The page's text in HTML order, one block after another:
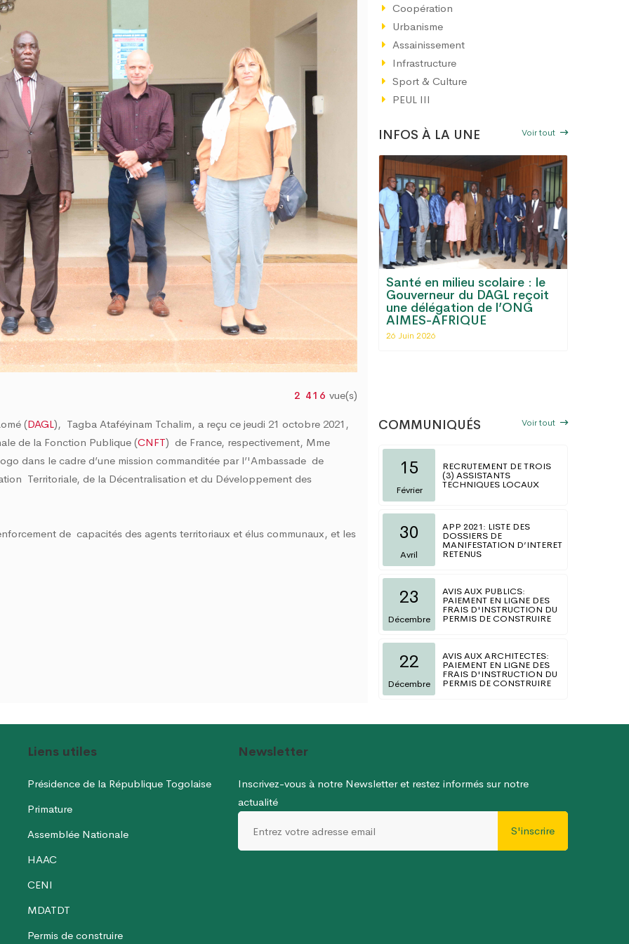
2 416 vue(s)
(DAGL), Tagba Ataféyinam Tchalim, a reçu ce jeudi 21 octobre 2021,
de la Fonction Publique (CNFT) de France, respectivement, Mme
dans le cadre d’une mission commanditée par l’'Ambassade de
Territoriale, de la Décentralisation et du Développement des
de capacités des agents territoriaux et élus communaux, et les
Coopération
Urbanisme
Assainissement
Infrastructure
Sport & Culture
PEUL III
INFOS À LA UNE Voir tout
de la fête du
au District Autonome
Grand Lomé
Mai 2026
3è réunion du CC-DAGL :
bilan des inondations, eau
potable et marquage fiscal
au cœur des discussions
09 Juillet 2026
Santé en milieu scolaire : le
Gouverneur du DAGL reçoit
une délégation de l’ONG
AIMES-AFRIQUE
26 Juin 2026
COMMUNIQUÉS Voir tout
15
Février
RECRUTEMENT DE TROIS
(3) ASSISTANTS
TECHNIQUES LOCAUX
30
Avril
APP 2021: LISTE DES
DOSSIERS DE
MANIFESTATION D’INTERET
RETENUS
23
Décembre
AVIS AUX PUBLICS:
PAIEMENT EN LIGNE DES
FRAIS D'INSTRUCTION DU
PERMIS DE CONSTRUIRE
22
Décembre
AVIS AUX ARCHITECTES:
PAIEMENT EN LIGNE DES
FRAIS D'INSTRUCTION DU
PERMIS DE CONSTRUIRE
Liens utiles
Présidence de la République Togolaise
Primature
Assemblée Nationale
HAAC
CENI
MDATDT
Permis de construire
Newsletter
Inscrivez-vous à notre Newsletter et restez informés sur notre
actualité
S'inscrire